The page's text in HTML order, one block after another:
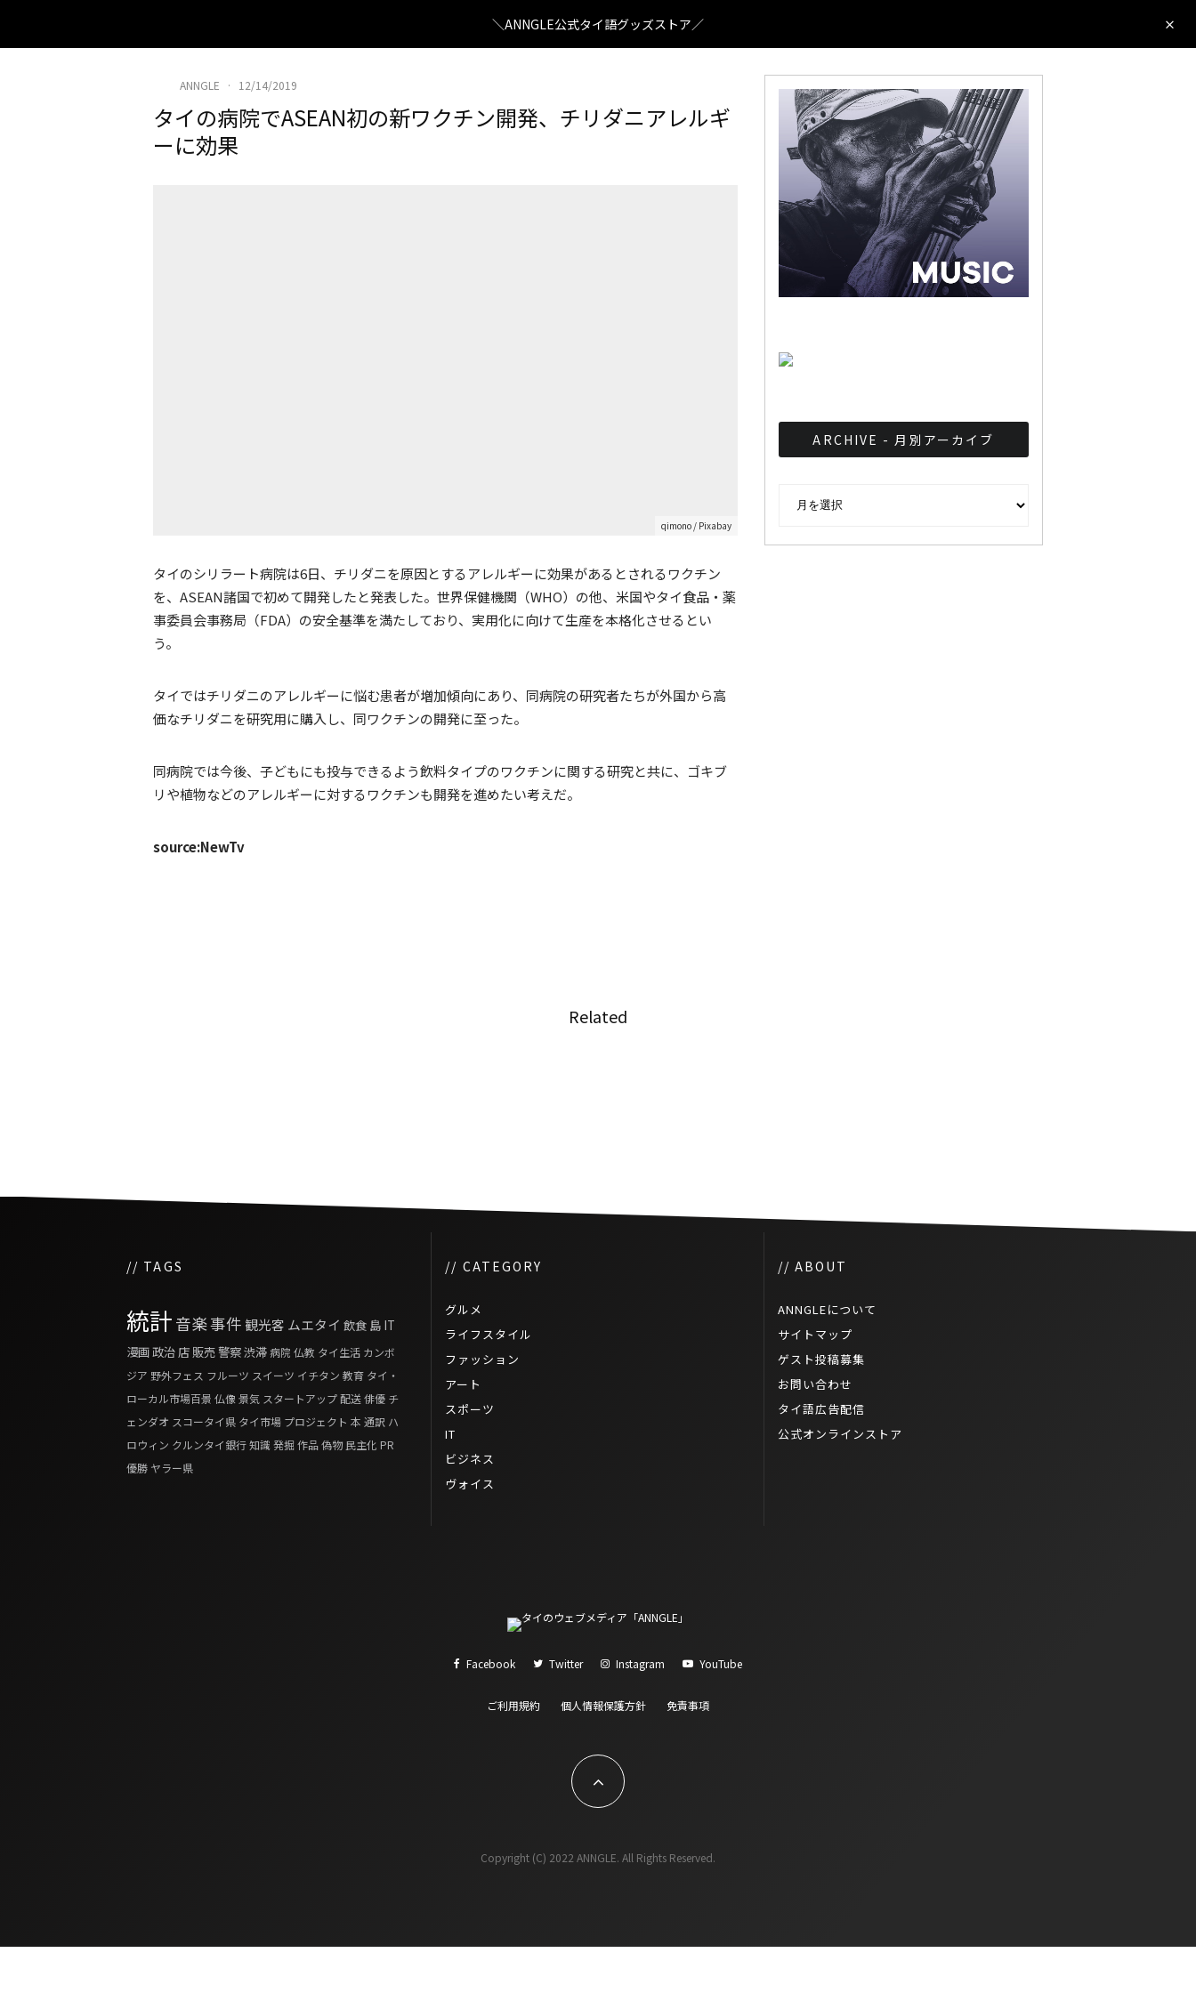
＼ANNGLE公式タイ語グッズストア／
ANNGLE · 12/14/2019
タイの病院でASEAN初の新ワクチン開発、チリダニアレルギ
ーに効果
qimono/ Pixabay
タイのシリラート病院は6日、チリダニを原因とするアレルギーに効果があるとされるワクチン
を、ASEAN諸国で初めて開発したと発表した。世界保健機関（WHO）の他、米国やタイ食品・薬
事委員会事務局（FDA）の安全基準を満たしており、実用化に向けて生産を本格化させるとい
う。
タイではチリダニのアレルギーに悩む患者が増加傾向にあり、同病院の研究者たちが外国から高
価なチリダニを研究用に購入し、同ワクチンの開発に至った。
同病院では今後、子どもにも投与できるよう飲料タイプのワクチンに関する研究と共に、ゴキブ
リや植物などのアレルギーに対するワクチンも開発を進めたい考えだ。
source:NewTv
ARCHIVE - 月別アーカイブ
ARCHIVE - 月別アーカイブ
Related
// TAGS
統計 音楽事件 観光客 ムエタイ 飲食 島 IT
漫画政治店 販売警察渋滞病院 仏教 タイ生活 カンボ
ジア 野外フェス フルーツ スイーツ イチタン 教育 タイ・
ローカル市場百景 仏像 景気 スタートアップ配送俳優 チ
ェンダオ スコータイ県 タイ市場 プロジェクト 本 通訳 ハ
ロウィン クルンタイ銀行知識 発掘作品偽物 民主化 PR
優勝 ヤラー県
// CATEGORY
グルメ
ライフスタイル
ファッション
アート
スポーツ
IT
ビジネス
ヴォイス
// ABOUT
ANNGLEについて
サイトマップ
ゲスト投稿募集
お問い合わせ
タイ語広告配信
公式オンラインストア
Facebook Twitter Instagram YouTube
ご利用規約 個人情報保護方針 免責事項
Copyright (C) 2022 ANNGLE. All Rights Reserved.